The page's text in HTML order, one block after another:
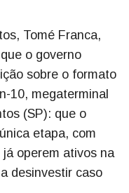
Tomé Franca,
o governo
sobre o formato
10, megaterminal
(SP): que o
etapa, com
operem ativos na
desinvestir caso